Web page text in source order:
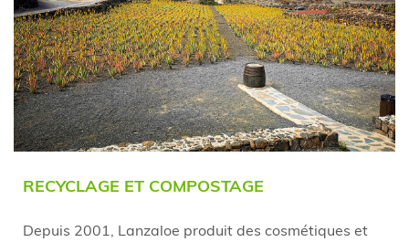
RECYCLAGE ET COMPOSTAGE
Depuis 2001, Lanzaloe produit des cosmétiques et